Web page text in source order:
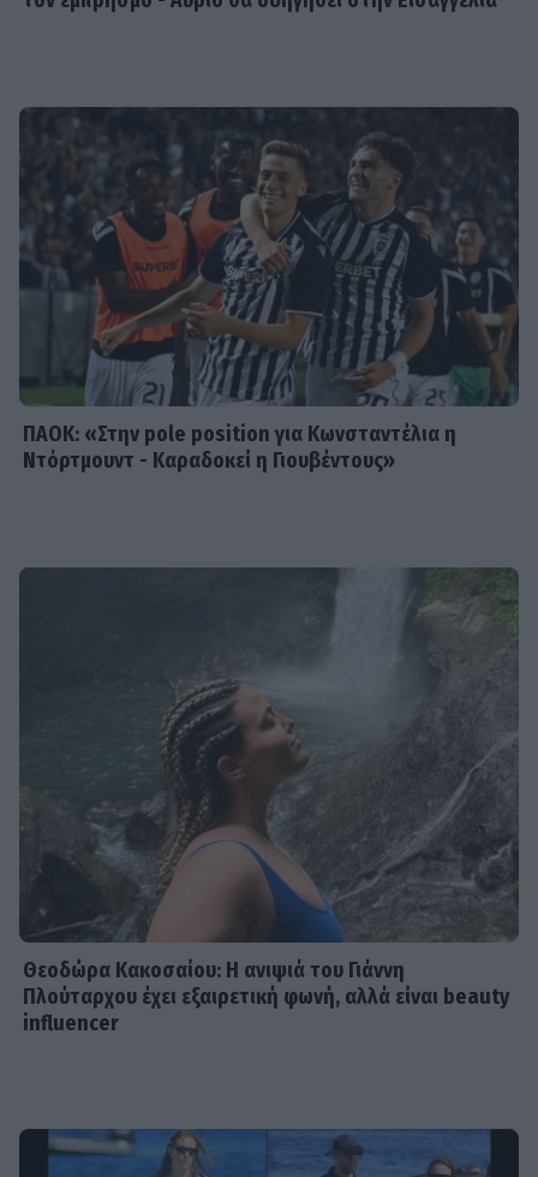
υγεία του Γιώργου Ματαράγκα και ο
γάμος με τον αδερφό του, Γιάννη
SHOWBIZ
Οικονομάκου: «Έσκασε όλη η
κούραση του χειμώνα» - Το
πρόβλημα στις διακοπές στο νησί
Μπόρα Μπόρα
ΠΑΟΚ: «Στην pole position για Κωνσταντέλια η
Ντόρτμουντ - Καραδοκεί η Γιουβέντους»
Θεοδώρα Κακοσαίου: Η ανιψιά του Γιάννη
Πλούταρχου έχει εξαιρετική φωνή, αλλά είναι beauty
influencer